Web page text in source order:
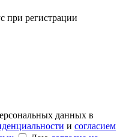
при регистрации
данных в
и согласием